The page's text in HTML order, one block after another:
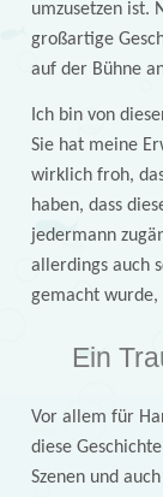
umzusetzen ist.
großartige
auf der Bühne
Ich bin von
Sie hat meine
wirklich froh,
haben, dass
jedermann
allerdings auch
gemacht wurde,
Ein
Vor allem für
diese
Szenen und